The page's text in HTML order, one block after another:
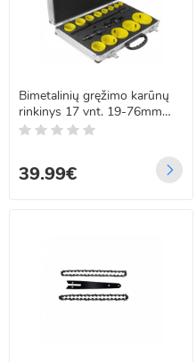
Bimetalinių gręžimo karūnų
rinkinys 17 vnt. 19-76mm
MEISTER MS-242
39.99€